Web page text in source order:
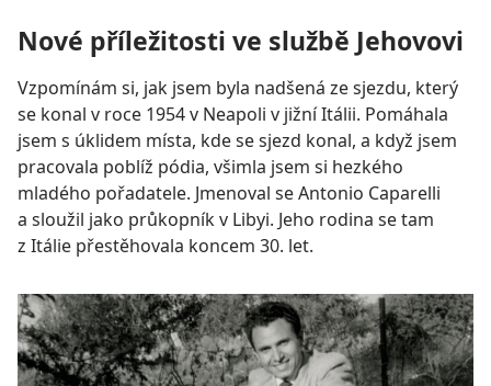
Nové příležitosti ve službě Jehovovi
Vzpomínám si, jak jsem byla nadšená ze sjezdu, který
se konal v roce 1954 v Neapoli v jižní Itálii. Pomáhala
jsem s úklidem místa, kde se sjezd konal, a když jsem
pracovala poblíž pódia, všimla jsem si hezkého
mladého pořadatele. Jmenoval se Antonio Caparelli
a sloužil jako průkopník v Libyi. Jeho rodina se tam
z Itálie přestěhovala koncem 30. let.